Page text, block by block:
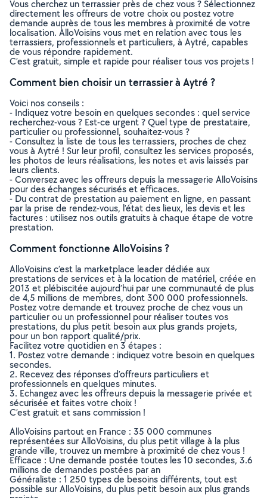
Vous cherchez un terrassier près de chez vous ? Sélectionnez
directement les offreurs de votre choix ou postez votre
demande auprès de tous les membres à proximité de votre
localisation. AlloVoisins vous met en relation avec tous les
terrassiers, professionnels et particuliers, à Aytré, capables
de vous répondre rapidement.
C’est gratuit, simple et rapide pour réaliser tous vos projets !
Comment bien choisir un terrassier à Aytré ?
Voici nos conseils :
- Indiquez votre besoin en quelques secondes : quel service
recherchez-vous ? Est-ce urgent ? Quel type de prestataire,
particulier ou professionnel, souhaitez-vous ?
- Consultez la liste de tous les terrassiers, proches de chez
vous à Aytré ! Sur leur profil, consultez les services proposés,
les photos de leurs réalisations, les notes et avis laissés par
leurs clients.
- Conversez avec les offreurs depuis la messagerie AlloVoisins
pour des échanges sécurisés et efficaces.
- Du contrat de prestation au paiement en ligne, en passant
par la prise de rendez-vous, l’état des lieux, les devis et les
factures : utilisez nos outils gratuits à chaque étape de votre
prestation.
Comment fonctionne AlloVoisins ?
AlloVoisins c’est la marketplace leader dédiée aux
prestations de services et à la location de matériel, créée en
2013 et plébiscitée aujourd’hui par une communauté de plus
de 4,5 millions de membres, dont 300 000 professionnels.
Postez votre demande et trouvez proche de chez vous un
particulier ou un professionnel pour réaliser toutes vos
prestations, du plus petit besoin aux plus grands projets,
pour un bon rapport qualité/prix.
Facilitez votre quotidien en 3 étapes :
1. Postez votre demande : indiquez votre besoin en quelques
secondes.
2. Recevez des réponses d’offreurs particuliers et
professionnels en quelques minutes.
3. Echangez avec les offreurs depuis la messagerie privée et
sécurisée et faites votre choix !
C’est gratuit et sans commission !
AlloVoisins partout en France : 35 000 communes
représentées sur AlloVoisins, du plus petit village à la plus
grande ville, trouvez un membre à proximité de chez vous !
Efficace : Une demande postée toutes les 10 secondes, 3.6
millions de demandes postées par an
Généraliste : 1 250 types de besoins différents, tout est
possible sur AlloVoisins, du plus petit besoin aux plus grands